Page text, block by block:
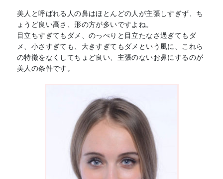
美人と呼ばれる人の鼻はほとんどの人が主張しすぎず、ち
ょうど良い高さ、形の方が多いですよね。
目立ちすぎてもダメ、のっぺりと目立たなさ過ぎてもダ
メ、小さすぎても、大きすぎてもダメという風に、これら
の特徴をなくしてちょど良い、主張のないお鼻にするのが
美人の条件です。